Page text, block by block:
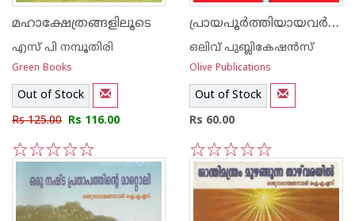
മഹാക്ഷേത്രങ്ങളിലൂടെ
എസ് പി നമ്പൂതിരി
Green Books
Out of Stock
Rs 125.00 Rs 116.00
5
4
3
2
1
പ്രായപൂര്‍ത്തിയായവര്‍ക്ക് മാത്രമുള്ള ഫലിതങ്ങള്‍‌
ഒലിവ് പുബ്ലികേഷ‌ന്‍സ്
Olive Publications
Out of Stock
Rs 60.00
5
4
3
2
1